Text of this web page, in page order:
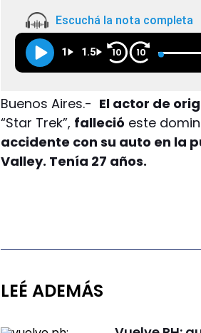
Escuchá la nota completa
1 1.5 10 10
Buenos Aires.- El actor de
“Star Trek”, falleció este
accidente con su auto en la
Valley. Tenía 27 años.
LEÉ ADEMÁS